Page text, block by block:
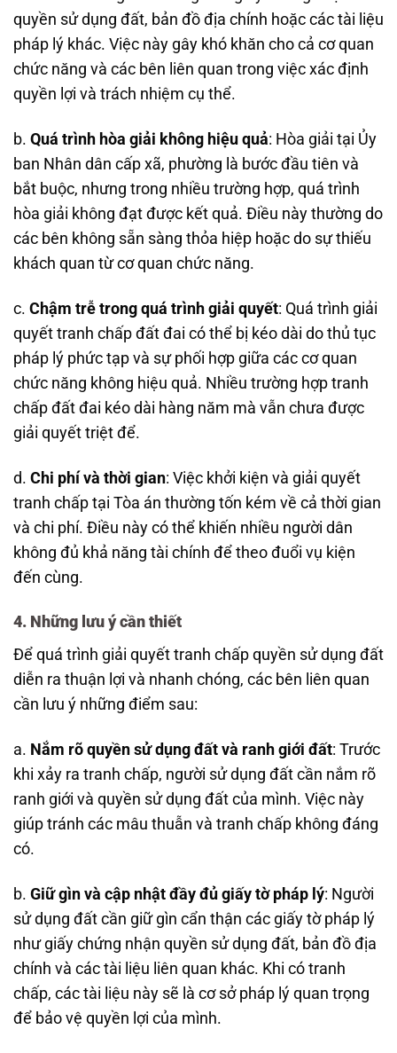
quyền sử dụng đất, bản đồ địa chính hoặc các tài liệu
pháp lý khác. Việc này gây khó khăn cho cả cơ quan
chức năng và các bên liên quan trong việc xác định
quyền lợi và trách nhiệm cụ thể.
b. Quá trình hòa giải không hiệu quả: Hòa giải tại Ủy
ban Nhân dân cấp xã, phường là bước đầu tiên và
bắt buộc, nhưng trong nhiều trường hợp, quá trình
hòa giải không đạt được kết quả. Điều này thường do
các bên không sẵn sàng thỏa hiệp hoặc do sự thiếu
khách quan từ cơ quan chức năng.
c. Chậm trễ trong quá trình giải quyết: Quá trình giải
quyết tranh chấp đất đai có thể bị kéo dài do thủ tục
pháp lý phức tạp và sự phối hợp giữa các cơ quan
chức năng không hiệu quả. Nhiều trường hợp tranh
chấp đất đai kéo dài hàng năm mà vẫn chưa được
giải quyết triệt để.
d. Chi phí và thời gian: Việc khởi kiện và giải quyết
tranh chấp tại Tòa án thường tốn kém về cả thời gian
và chi phí. Điều này có thể khiến nhiều người dân
không đủ khả năng tài chính để theo đuổi vụ kiện
đến cùng.
4. Những lưu ý cần thiết
Để quá trình giải quyết tranh chấp quyền sử dụng đất
diễn ra thuận lợi và nhanh chóng, các bên liên quan
cần lưu ý những điểm sau:
a. Nắm rõ quyền sử dụng đất và ranh giới đất: Trước
khi xảy ra tranh chấp, người sử dụng đất cần nắm rõ
ranh giới và quyền sử dụng đất của mình. Việc này
giúp tránh các mâu thuẫn và tranh chấp không đáng
có.
b. Giữ gìn và cập nhật đầy đủ giấy tờ pháp lý: Người
sử dụng đất cần giữ gìn cẩn thận các giấy tờ pháp lý
như giấy chứng nhận quyền sử dụng đất, bản đồ địa
chính và các tài liệu liên quan khác. Khi có tranh
chấp, các tài liệu này sẽ là cơ sở pháp lý quan trọng
để bảo vệ quyền lợi của mình.